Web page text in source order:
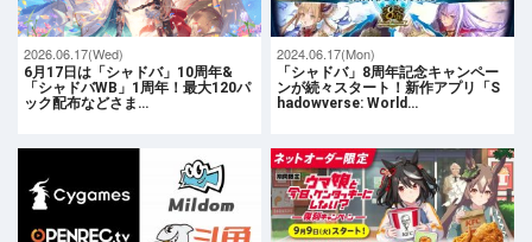
2026.06.17(Wed)
6月17日は「シャドバ」10周年&
「シャドバWB」1周年！最大120パ
ック配布などさま…
2024.06.17(Mon)
「シャドバ」8周年記念キャンペー
ンが続々スタート！新作アプリ「S
hadowverse: World…